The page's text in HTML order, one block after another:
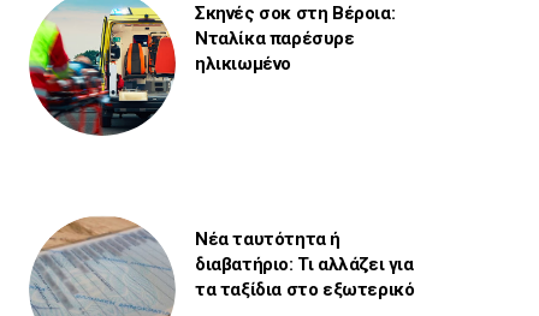
Σκηνές σοκ στη Βέροια:
Νταλίκα παρέσυρε
ηλικιωμένο
Νέα ταυτότητα ή
διαβατήριο: Τι αλλάζει για
τα ταξίδια στο εξωτερικό